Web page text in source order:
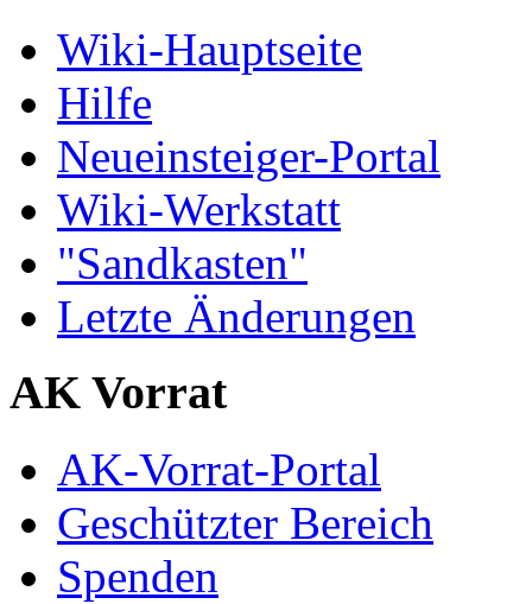
Wiki-Hauptseite
Hilfe
Neueinsteiger-Portal
Wiki-Werkstatt
"Sandkasten"
Letzte Änderungen
AK Vorrat
AK-Vorrat-Portal
Geschützter Bereich
Spenden